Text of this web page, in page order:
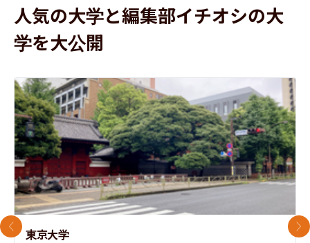
人気の大学と編集部イチオシの大
学を大公開
東京大学
前のスライド 次